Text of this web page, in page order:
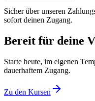
Sicher über unseren
sofort deinen Zugang.
Bereit für deine
Starte heute, im eigenen
dauerhaftem Zugang.
Zu den Kursen